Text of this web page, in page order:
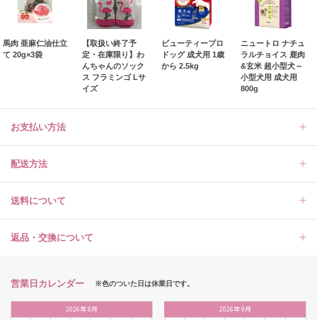
馬肉 亜麻仁油仕立
て 20g×3袋
【取扱い終了予
定・在庫限り】わ
んちゃんのソック
ス フラミンゴ Lサ
イズ
ビューティープロ
ドッグ 成犬用 1歳
から 2.5kg
ニュートロ ナチュ
ラルチョイス 鹿肉
&玄米 超小型犬～
小型犬用 成犬用
800g
お支払い方法
配送方法
送料について
返品・交換について
営業日カレンダー ※色のついた日は休業日です。
2026年8月 2026年9月